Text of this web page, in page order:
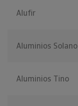
Alufir
Aluminios Solano
Aluminios Tino